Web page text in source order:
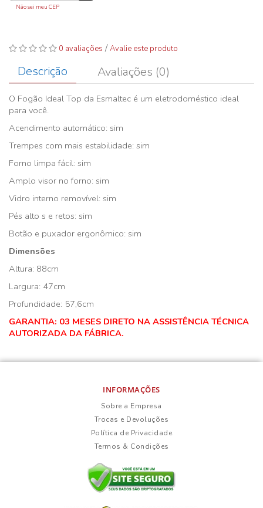
Não sei meu CEP
0 avaliações /Avalie este produto
Descrição Avaliações (0)
O Fogão Ideal Top da Esmaltec é um eletrodoméstico ideal
para você.
Acendimento automático: sim
Trempes com mais estabilidade: sim
Forno limpa fácil: sim
Amplo visor no forno: sim
Vidro interno removível: sim
Pés alto s e retos: sim
Botão e puxador ergonômico: sim
Dimensões
Altura: 88cm
Largura: 47cm
Profundidade: 57,6cm
GARANTIA: 03 MESES DIRETO NA ASSISTÊNCIA TÉCNICA
AUTORIZADA DA FÁBRICA.
INFORMAÇÕES
Sobre a Empresa
Trocas e Devoluções
Política de Privacidade
Termos & Condições